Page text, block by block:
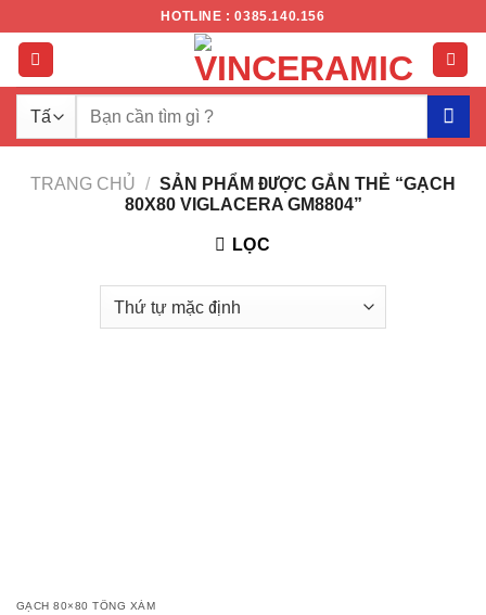
đến
dung
HOTLINE : 0385.140.156
Tìm
kiếm:
TRANG CHỦ / SẢN PHẨM ĐƯỢC GẮN THẺ “GẠCH
80X80 VIGLACERA GM8804”
LỌC
GẠCH 80×80 TÔNG XÁM